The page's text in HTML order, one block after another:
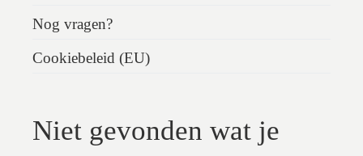
Nog vragen?
Cookiebeleid (EU)
Niet gevonden wat je